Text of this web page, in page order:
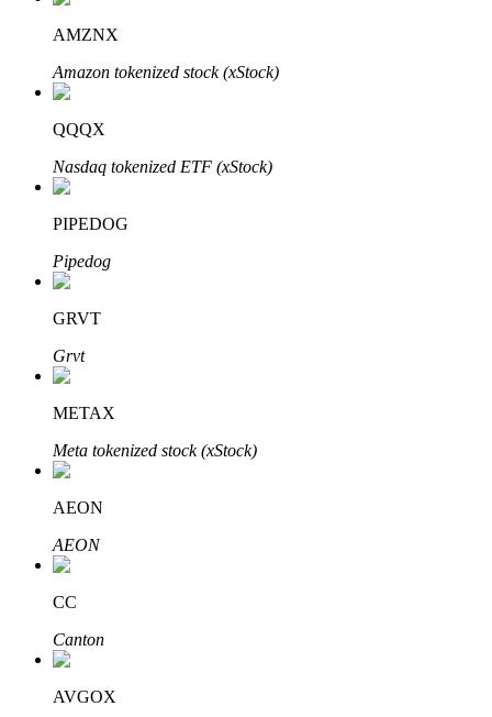
Otomatik Yatırım
Uzun vadeli kâr ve esnek çıkarlar elde edin
Stake Etmeyi Öğrenin
AMZNX
Amazon tokenized stock (xStock)
QQQX
Nasdaq tokenized ETF (xStock)
PIPEDOG
Pipedog
GRVT
Grvt
METAX
Meta tokenized stock (xStock)
AEON
AEON
CC
Canton
AVGOX